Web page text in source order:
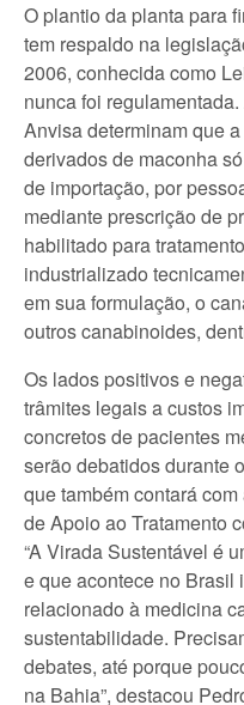
O plantio da planta para
tem respaldo na
2006, conhecida como
nunca foi
Anvisa determinam que
derivados de maconha
de importação, por
mediante prescrição de
habilitado para
industrializado
em sua formulação, o
outros canabinoides,
Os lados positivos e
trâmites legais a custos
concretos de pacientes
serão debatidos durante
que também contará
de Apoio ao Tratamento
“A Virada Sustentável é
e que acontece no Brasil
relacionado à medicina
sustentabilidade.
debates, até porque
na Bahia”, destacou